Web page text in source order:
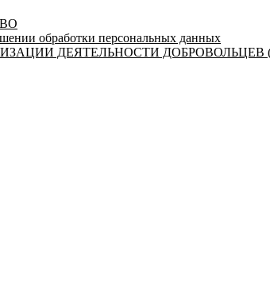
обработки персональных данных
ДЕЯТЕЛЬНОСТИ ДОБРОВОЛЬЦЕВ